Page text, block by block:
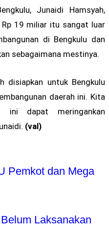
Junaidi Hamsyah,
19 miliar itu sangat luar
di Bengkulu dan
sebagaimana mestinya.
disiapkan untuk Bengkulu
daerah ini. Kita
ini dapat meringankan
(val)
Pemkot dan Mega
Laksanakan